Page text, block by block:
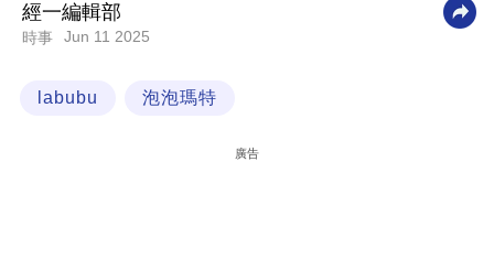
技
場
經一編輯部
時事 Jun 11 2025
labubu 泡泡瑪特
廣告